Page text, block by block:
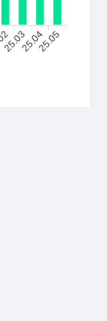
25.0325.0425.05